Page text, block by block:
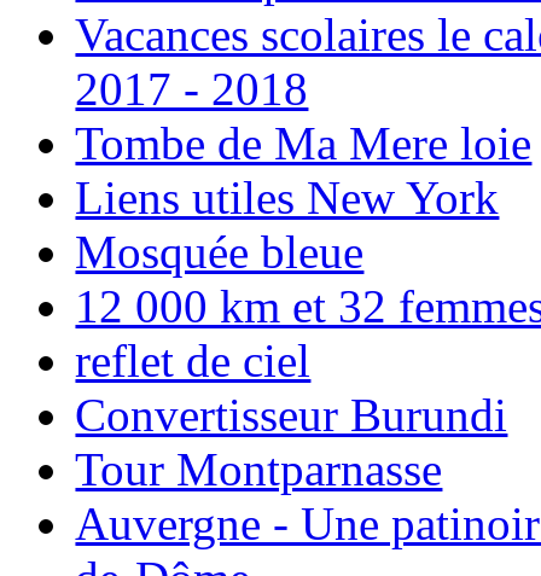
Vacances scolaires le
2017 - 2018
Tombe de Ma Mere loie
Liens utiles New York
Mosquée bleue
12 000 km et 32
reflet de ciel
Convertisseur Burundi
Tour Montparnasse
Auvergne - Une